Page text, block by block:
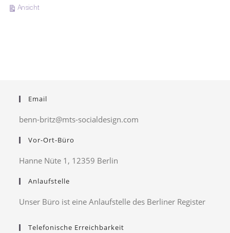
Ansichtausdrucken
Email
benn-britz@mts-socialdesign.com
Vor-Ort-Büro
Hanne Nüte 1, 12359 Berlin
Anlaufstelle
Unser Büro ist eine Anlaufstelle des Berliner Register
Telefonische Erreichbarkeit